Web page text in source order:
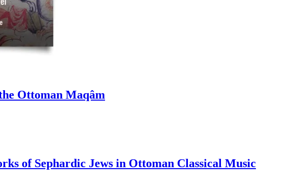
Ottoman Maqâm
of Sephardic Jews in Ottoman Classical Music